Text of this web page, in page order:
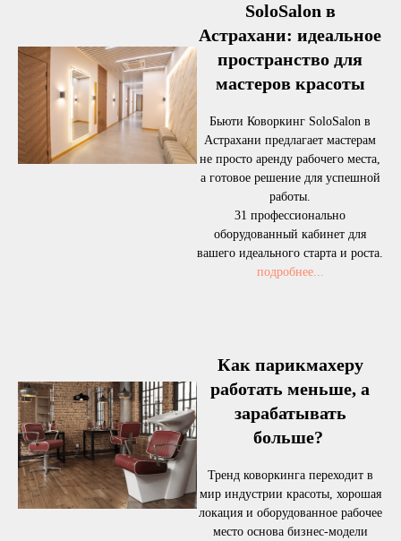
SoloSalon в
Астрахани: идеальное
пространство для
мастеров красоты
Бьюти Коворкинг SoloSalon в
Астрахани предлагает мастерам
не просто аренду рабочего места,
а готовое решение для успешной
работы.
31 профессионально
оборудованный кабинет для
вашего идеального старта и роста.
подробнее...
Как парикмахеру
работать меньше, а
зарабатывать
больше?
Тренд коворкинга переходит в
мир индустрии красоты, хорошая
локация и оборудованное рабочее
место основа бизнес-модели